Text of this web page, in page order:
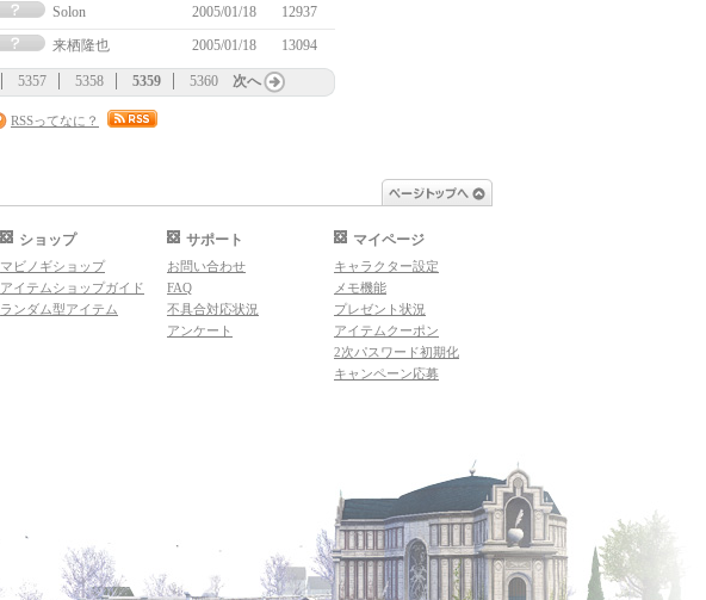
Solon 2005/01/18
12937
来栖隆也 2005/01/18 13094
5357 5358 5359 5360 次へ
RSSってなに？
ショップ
マビノギショップ
アイテムショップガイド
ランダム型アイテム
サポート
お問い合わせ
FAQ
不具合対応状況
アンケート
マイページ
キャラクター設定
メモ機能
プレゼント状況
アイテムクーポン
2次パスワード初期化
キャンペーン応募